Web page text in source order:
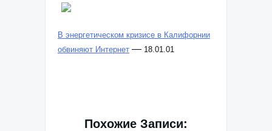
В энергетическом кризисе в Калифорнии
обвиняют Интернет — 18.01.01
Похожие Записи: